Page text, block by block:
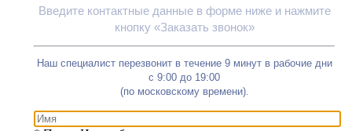
Введите контактные данные в форме ниже и нажмите
кнопку «Заказать звонок»
Наш специалист перезвонит в течение 9 минут в рабочие дни
с 9:00 до 19:00
(по московскому времени).